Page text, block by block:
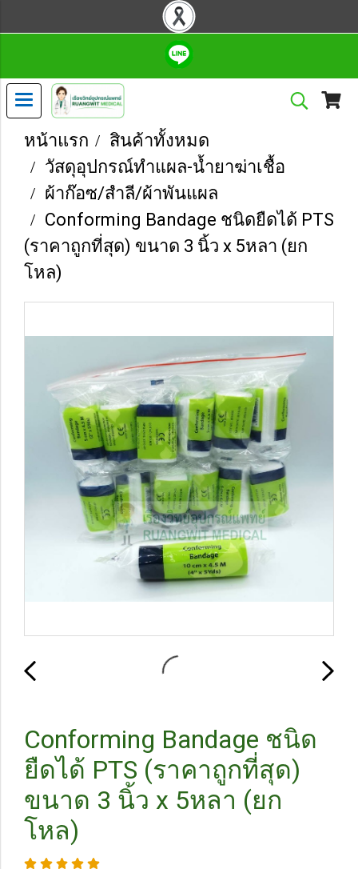
หน้าแรก
สินค้าทั้งหมด
วัสดุอุปกรณ์ทำแผล-น้ำยาฆ่าเชื้อ
ผ้าก๊อซ/สำลี/ผ้าพันแผล
Conforming Bandage ชนิดยืดได้ PTS
(ราคาถูกที่สุด) ขนาด 3 นิ้ว x 5หลา (ยก
โหล)
Conforming Bandage ชนิด
ยืดได้ PTS (ราคาถูกที่สุด)
ขนาด 3 นิ้ว x 5หลา (ยก
โหล)